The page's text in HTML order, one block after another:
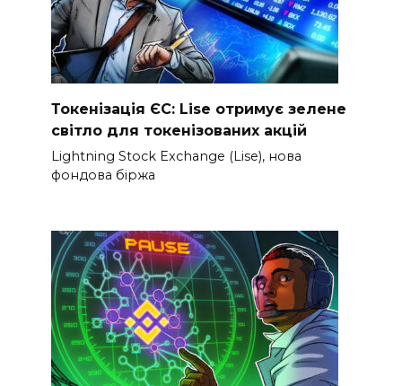
Токенізація ЄС: Lise отримує зелене
світло для токенізованих акцій
Lightning Stock Exchange (Lise), нова
фондова біржа